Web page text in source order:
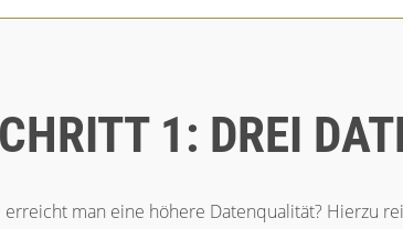
1: DREI
erreicht man eine höhere Datenqualität? Hierzu